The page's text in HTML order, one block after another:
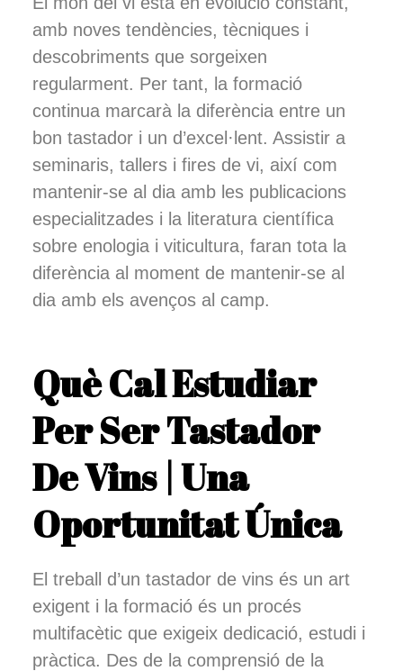
amb noves tendències, tècniques i
descobriments que sorgeixen
regularment. Per tant, la formació
continua marcarà la diferència entre un
bon tastador i un d’excel·lent. Assistir a
seminaris, tallers i fires de vi, així com
mantenir-se al dia amb les publicacions
especialitzades i la literatura científica
sobre enologia i viticultura, faran tota la
diferència al moment de mantenir-se al
dia amb els avenços al camp.
Què Cal Estudiar
Per Ser Tastador
De Vins | Una
Oportunitat Única
El treball d’un tastador de vins és un art
exigent i la formació és un procés
multifacètic que exigeix ​​dedicació, estudi i
pràctica. Des de la comprensió de la